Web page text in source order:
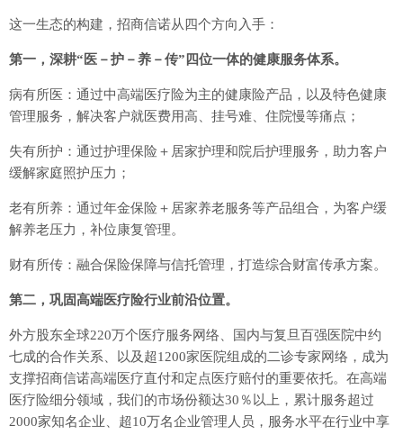
这一生态的构建，招商信诺从四个方向入手：
第一，深耕“医－护－养－传”四位一体的健康服务体系。
病有所医：通过中高端医疗险为主的健康险产品，以及特色健康
管理服务，解决客户就医费用高、挂号难、住院慢等痛点；
失有所护：通过护理保险＋居家护理和院后护理服务，助力客户
缓解家庭照护压力；
老有所养：通过年金保险＋居家养老服务等产品组合，为客户缓
解养老压力，补位康复管理。
财有所传：融合保险保障与信托管理，打造综合财富传承方案。
第二，巩固高端医疗险行业前沿位置。
外方股东全球220万个医疗服务网络、国内与复旦百强医院中约
七成的合作关系、以及超1200家医院组成的二诊专家网络，成为
支撑招商信诺高端医疗直付和定点医疗赔付的重要依托。在高端
医疗险细分领域，我们的市场份额达30％以上，累计服务超过
2000家知名企业、超10万名企业管理人员，服务水平在行业中享